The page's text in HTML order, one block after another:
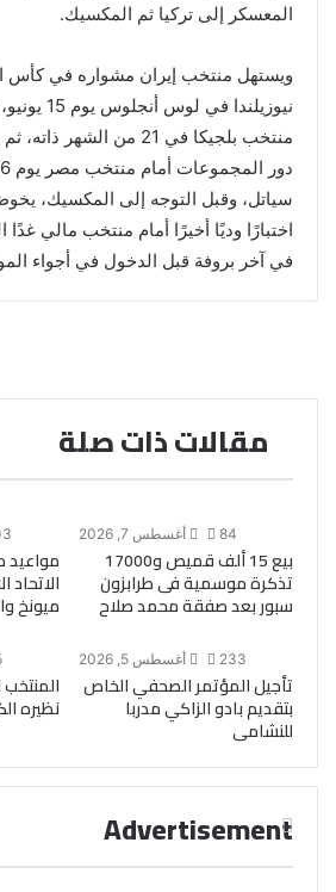
المعسكر إلى تركيا ثم المكسيك.
نيوزيلندا في
منتخب بلجيكا في 21 من
سياتل، وقبل التوجه إلى المكسيك،
اختبارًا وديًا أخيرًا أمام منتخب مالي
في آخر بروفة قبل الدخول في أجواء
مقالات ذات صلة
مواعيد
الاتحاد
ميونخ
أغسطس 7, 2026 84
بيع 15 ألف قميص و17000
تذكرة موسمية فى طرابزون
سبور بعد صفقة محمد صلاح
نظيره
أغسطس 5, 2026 233
تأجيل المؤتمر الصحفي الخاص
بتقديم بادو الزاكي مدربا
للنشامى
Advertisement